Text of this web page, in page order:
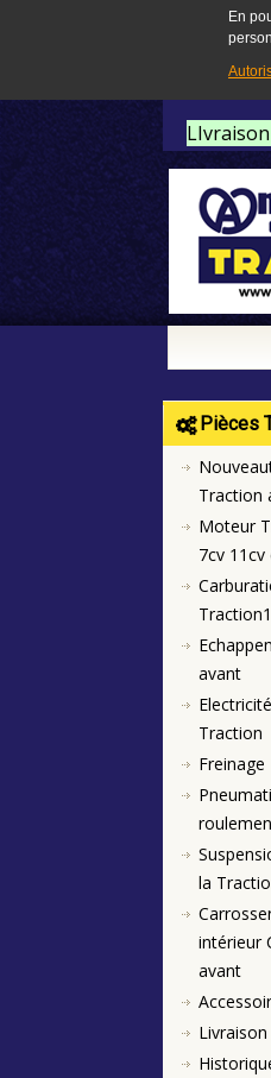
En
Pièces
Traction
Moteur
7cv
avant
Traction
Freinage
la
intérieur
avant